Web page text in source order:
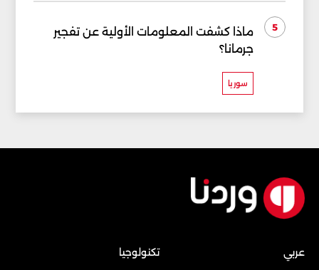
5
ماذا كشفت المعلومات الأولية عن تفجير
جرمانا؟
سوريا
عربي
تكنولوجيا